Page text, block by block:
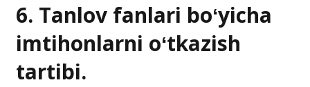
6. Tanlov fanlari boʻyicha
imtihonlarni oʻtkazish
tartibi.